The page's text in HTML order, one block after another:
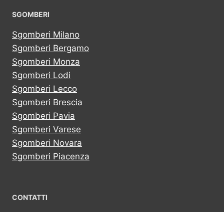
SGOMBERI
Sgomberi Milano
Sgomberi Bergamo
Sgomberi Monza
Sgomberi Lodi
Sgomberi Lecco
Sgomberi Brescia
Sgomberi Pavia
Sgomberi Varese
Sgomberi Novara
Sgomberi Piacenza
CONTATTI